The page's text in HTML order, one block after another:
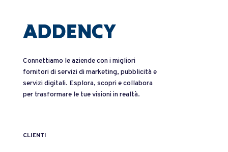
Connettiamo le aziende con i migliori
fornitori di servizi di marketing, pubblicità e
servizi digitali. Esplora, scopri e collabora
per trasformare le tue visioni in realtà.
CLIENTI